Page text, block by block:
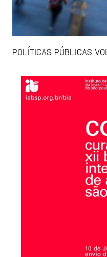
POLÍTICAS PÚBLICAS